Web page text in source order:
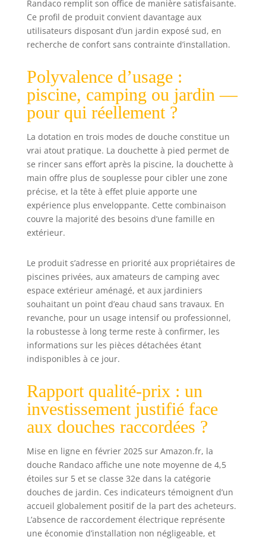
démontée et
transportée. 🏊
【UTILISATION
FLEXIBLE】Le
de 220 cm
convient à tous les
types de corps, et
la pomme de
douche réglable
de manière
flexible à 360° et
le robinet de pied
sont d'autres
points forts de la
douche solaire
pour un
refroidissement
d'application】: la
douche ne
nécessite pas
d'énergie externe
ni d'électricité
pour le chauffage
de l'eau, ce qui
est très sain pour
idéale pour les
jardins, les
terrasses, les
piscines et même
aux voyages en
camping-car.
Profitez d'une
douche ou d'un
rinçage à tout
moment en été et
restez au frais
tout l'été.
Randaco remplit son office de manière satisfaisante.
Ce profil de produit convient davantage aux
utilisateurs disposant d’un jardin exposé sud, en
recherche de confort sans contrainte d’installation.
Polyvalence d’usage :
piscine, camping ou jardin —
pour qui réellement ?
La dotation en trois modes de douche constitue un
vrai atout pratique. La douchette à pied permet de
se rincer sans effort après la piscine, la douchette à
main offre plus de souplesse pour cibler une zone
précise, et la tête à effet pluie apporte une
expérience plus enveloppante. Cette combinaison
couvre la majorité des besoins d’une famille en
extérieur.
Le produit s’adresse en priorité aux propriétaires de
piscines privées, aux amateurs de camping avec
espace extérieur aménagé, et aux jardiniers
souhaitant un point d’eau chaud sans travaux. En
revanche, pour un usage intensif ou professionnel,
la robustesse à long terme reste à confirmer, les
informations sur les pièces détachées étant
indisponibles à ce jour.
Rapport qualité-prix : un
investissement justifié face
aux douches raccordées ?
Mise en ligne en février 2025 sur Amazon.fr, la
douche Randaco affiche une note moyenne de 4,5
étoiles sur 5 et se classe 32e dans la catégorie
douches de jardin. Ces indicateurs témoignent d’un
accueil globalement positif de la part des acheteurs.
L’absence de raccordement électrique représente
une économie d’installation non négligeable, et